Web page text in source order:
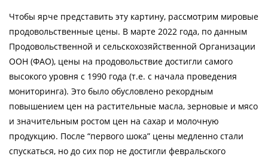
Чтобы ярче представить эту картину, рассмотрим мировые
продовольственные цены. В марте 2022 года, по данным
Продовольственной и сельскохозяйственной Организации
ООН (ФАО), цены на продовольствие достигли самого
высокого уровня с 1990 года (т.е. с начала проведения
мониторинга). Это было обусловлено рекордным
повышением цен на растительные масла, зерновые и мясо
и значительным ростом цен на сахар и молочную
продукцию. После “первого шока” цены медленно стали
спускаться, но до сих пор не достигли февральского